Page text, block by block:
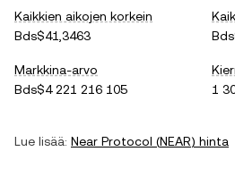
Kaikkien aikojen korkein
Bds$41,3463
Markkina-arvo
Bds$4 221 216 105
1
Lue lisää: Near Protocol (NEAR) hinta